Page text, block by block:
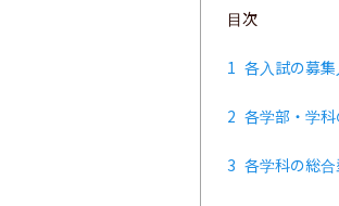
目次
1 各入試の募
2 各学部・学
3 各学科の総